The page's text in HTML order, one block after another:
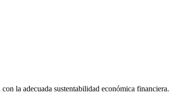
la adecuada sustentabilidad económica financiera.